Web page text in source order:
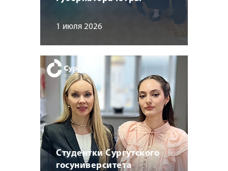
1 июля 2026
Студентки Сургутского
госуниверситета